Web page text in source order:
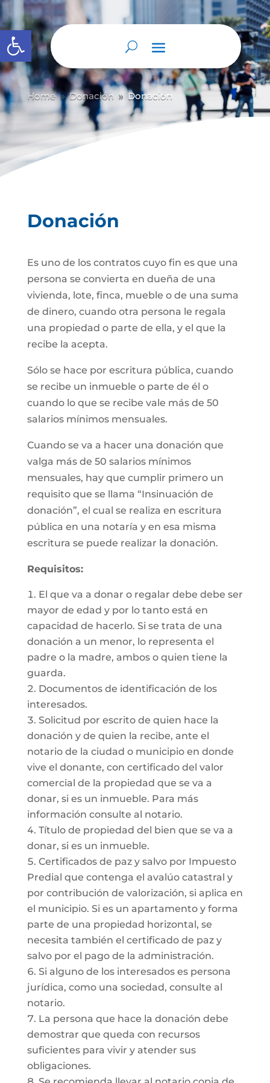
Abrir barra de herramientas
Home 9 Donación 9 Donación
Donación
Es uno de los contratos cuyo fin es que una
persona se convierta en dueña de una
vivienda, lote, finca, mueble o de una suma
de dinero, cuando otra persona le regala
una propiedad o parte de ella, y el que la
recibe la acepta.
Sólo se hace por escritura pública, cuando
se recibe un inmueble o parte de él o
cuando lo que se recibe vale más de 50
salarios mínimos mensuales.
Cuando se va a hacer una donación que
valga más de 50 salarios mínimos
mensuales, hay que cumplir primero un
requisito que se llama “Insinuación de
donación”, el cual se realiza en escritura
pública en una notaría y en esa misma
escritura se puede realizar la donación.
Requisitos:
El que va a donar o regalar debe debe ser
mayor de edad y por lo tanto está en
capacidad de hacerlo. Si se trata de una
donación a un menor, lo representa el
padre o la madre, ambos o quien tiene la
guarda.
Documentos de identificación de los
interesados.
Solicitud por escrito de quien hace la
donación y de quien la recibe, ante el
notario de la ciudad o municipio en donde
vive el donante, con certificado del valor
comercial de la propiedad que se va a
donar, si es un inmueble. Para más
información consulte al notario.
Título de propiedad del bien que se va a
donar, si es un inmueble.
Certificados de paz y salvo por Impuesto
Predial que contenga el avalúo catastral y
por contribución de valorización, si aplica en
el municipio. Si es un apartamento y forma
parte de una propiedad horizontal, se
necesita también el certificado de paz y
salvo por el pago de la administración.
Si alguno de los interesados es persona
jurídica, como una sociedad, consulte al
notario.
La persona que hace la donación debe
demostrar que queda con recursos
suficientes para vivir y atender sus
obligaciones.